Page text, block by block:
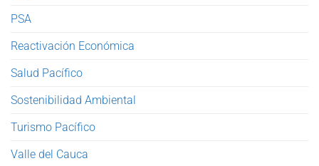
PSA
Reactivación Económica
Salud Pacífico
Sostenibilidad Ambiental
Turismo Pacífico
Valle del Cauca